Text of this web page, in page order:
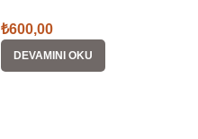
₺600,00
DEVAMINI OKU